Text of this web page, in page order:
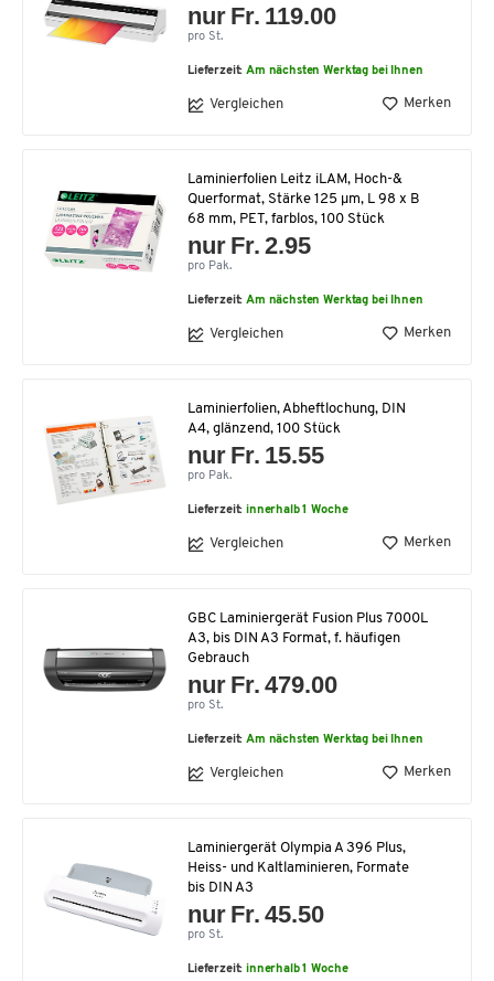
nur Fr. 119.00
pro St.
Lieferzeit:Am nächsten Werktag bei Ihnen
Vergleichen Merken
Laminierfolien Leitz iLAM, Hoch-&
Querformat, Stärke 125 µm, L 98 x B
68 mm, PET, farblos, 100 Stück
nur Fr. 2.95
pro Pak.
Lieferzeit:Am nächsten Werktag bei Ihnen
Vergleichen Merken
Laminierfolien, Abheftlochung, DIN
A4, glänzend, 100 Stück
nur Fr. 15.55
pro Pak.
Lieferzeit:innerhalb 1 Woche
Vergleichen Merken
GBC Laminiergerät Fusion Plus 7000L
A3, bis DIN A3 Format, f. häufigen
Gebrauch
nur Fr. 479.00
pro St.
Lieferzeit:Am nächsten Werktag bei Ihnen
Vergleichen Merken
Laminiergerät Olympia A 396 Plus,
Heiss- und Kaltlaminieren, Formate
bis DIN A3
nur Fr. 45.50
pro St.
Lieferzeit:innerhalb 1 Woche